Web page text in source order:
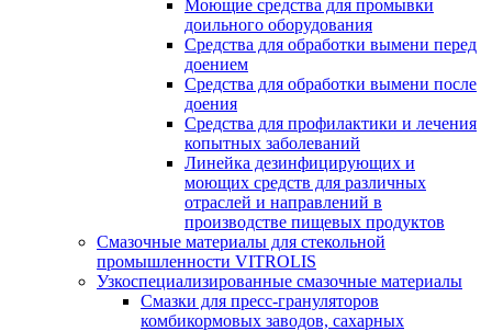
Моющие средства для промывки
доильного оборудования
Средства для обработки вымени перед
доением
Средства для обработки вымени после
доения
Средства для профилактики и лечения
копытных заболеваний
Линейка дезинфицирующих и
моющих средств для различных
отраслей и направлений в
производстве пищевых продуктов
Смазочные материалы для стекольной
промышленности VITROLIS
Узкоспециализированные смазочные материалы
Смазки для пресс-грануляторов
комбикормовых заводов, сахарных